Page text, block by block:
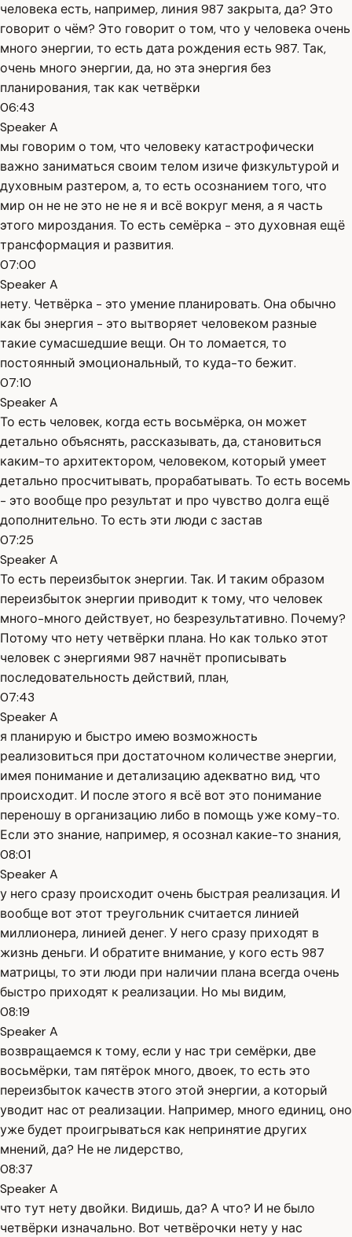
человека есть, например, линия 987 закрыта, да? Это
говорит о чём? Это говорит о том, что у человека очень
много энергии, то есть дата рождения есть 987. Так,
очень много энергии, да, но эта энергия без
планирования, так как четвёрки
06:43
Speaker A
мы говорим о том, что человеку катастрофически
важно заниматься своим телом изиче физкультурой и
духовным разтером, а, то есть осознанием того, что
мир он не не это не не я и всё вокруг меня, а я часть
этого мироздания. То есть семёрка - это духовная ещё
трансформация и развития.
07:00
Speaker A
нету. Четвёрка - это умение планировать. Она обычно
как бы энергия - это вытворяет человеком разные
такие сумасшедшие вещи. Он то ломается, то
постоянный эмоциональный, то куда-то бежит.
07:10
Speaker A
То есть человек, когда есть восьмёрка, он может
детально объяснять, рассказывать, да, становиться
каким-то архитектором, человеком, который умеет
детально просчитывать, прорабатывать. То есть восемь
- это вообще про результат и про чувство долга ещё
дополнительно. То есть эти люди с застав
07:25
Speaker A
То есть переизбыток энергии. Так. И таким образом
переизбыток энергии приводит к тому, что человек
много-много действует, но безрезультативно. Почему?
Потому что нету четвёрки плана. Но как только этот
человек с энергиями 987 начнёт прописывать
последовательность действий, план,
07:43
Speaker A
я планирую и быстро имею возможность
реализовиться при достаточном количестве энергии,
имея понимание и детализацию адекватно вид, что
происходит. И после этого я всё вот это понимание
переношу в организацию либо в помощь уже кому-то.
Если это знание, например, я осознал какие-то знания,
08:01
Speaker A
у него сразу происходит очень быстрая реализация. И
вообще вот этот треугольник считается линией
миллионера, линией денег. У него сразу приходят в
жизнь деньги. И обратите внимание, у кого есть 987
матрицы, то эти люди при наличии плана всегда очень
быстро приходят к реализации. Но мы видим,
08:19
Speaker A
возвращаемся к тому, если у нас три семёрки, две
восьмёрки, там пятёрок много, двоек, то есть это
переизбыток качеств этого этой энергии, а который
уводит нас от реализации. Например, много единиц, оно
уже будет проигрываться как непринятие других
мнений, да? Не не лидерство,
08:37
Speaker A
что тут нету двойки. Видишь, да? А что? И не было
четвёрки изначально. Вот четвёрочки нету у нас